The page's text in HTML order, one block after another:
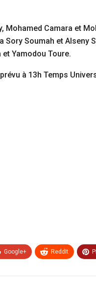
Mohamed Camara et
Sory Soumah et Alseny
Yamodou Toure.
à 13h Temps
Google+ ReddIt